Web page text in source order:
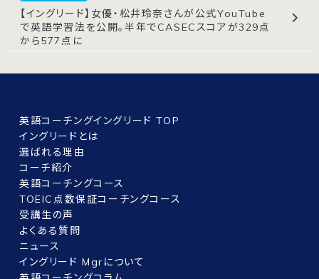
【イングリード】女優・松井玲奈さんが公式YouTube
で英語学習法を公開。半年でCASECスコアが329点
から577点に
英語コーチングイングリード TOP
イングリードとは
選ばれる理由
コーチ紹介
英語コーチングコース
TOEIC点数保証コーチングコース
受講生の声
よくある質問
ニュース
イングリード Mgrについて